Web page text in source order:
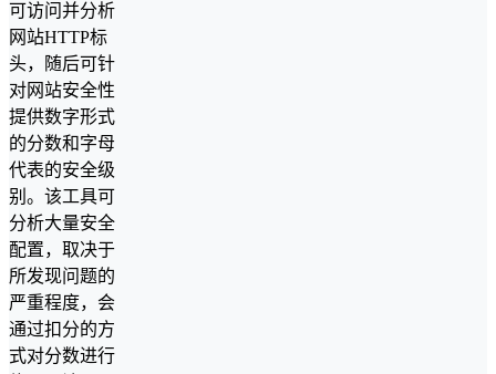
可访问并分析
网站HTTP标
头，随后可针
对网站安全性
提供数字形式
的分数和字母
代表的安全级
别。该工具可
分析大量安全
配置，取决于
所发现问题的
严重程度，会
通过扣分的方
式对分数进行